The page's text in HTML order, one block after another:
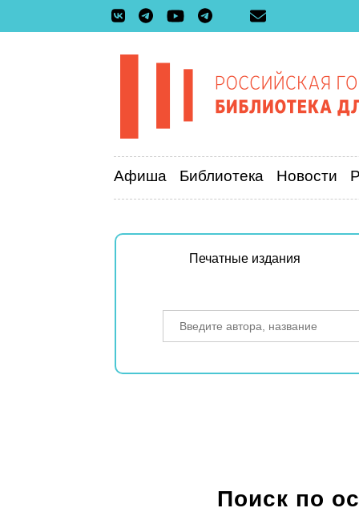
Афиша Библиотека Новости
Печатные издания
Поиск по